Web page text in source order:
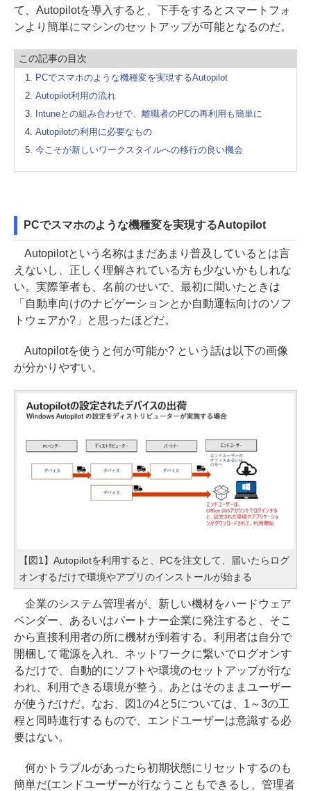
て、Autopilotを導入すると、下手をするとスマートフォ
ンより簡単にマシンのセットアップが可能となるのだ。
この記事の目次
PCでスマホのような機種変を実現するAutopilot
Autopilot利用の流れ
Intuneとの組み合わせで、離職者のPCの再利用も簡単に
Autopilotの利用に必要なもの
今こそが新しいワークスタイルへの移行の良い機会
PCでスマホのような機種変を実現するAutopilot
Autopilotという名称はまだあまり普及しているとは言
えないし、正しく理解されている方も少ないかもしれな
い。実際筆者も、名前のせいで、最初に聞いたときは
「自動車向けのナビゲーションとか自動運転向けのソフ
トウェアか?」と思ったほどだ。
Autopilotを使うと何が可能か? という話は以下の画像
が分かりやすい。
【図1】Autopilotを利用すると、PCを注文して、届いたらログ
オンするだけで環境やアプリのインストールが始まる
企業のシステム管理者が、新しい機材をハードウェア
ベンダー、あるいはパートナー企業に発注すると、そこ
から直接利用者の所に機材が到着する。利用者は自分で
開梱して電源を入れ、ネットワークに繋いでログオンす
るだけで、自動的にソフトや環境のセットアップが行な
われ、利用できる環境が整う。あとはそのままユーザー
が使うだけだ。なお、図1の4と5については、1～3の工
程と同時進行するもので、エンドユーザーは意識する必
要はない。
何かトラブルがあったら初期状態にリセットするのも
簡単だ(エンドユーザーが行なうこともできるし、管理者